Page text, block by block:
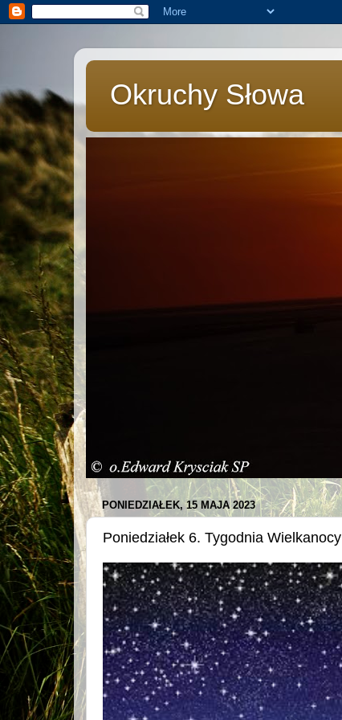
Okruchy Słowa
PONIEDZIAŁEK, 15 MAJA 2023
Poniedziałek 6. Tygodnia Wielkanocy